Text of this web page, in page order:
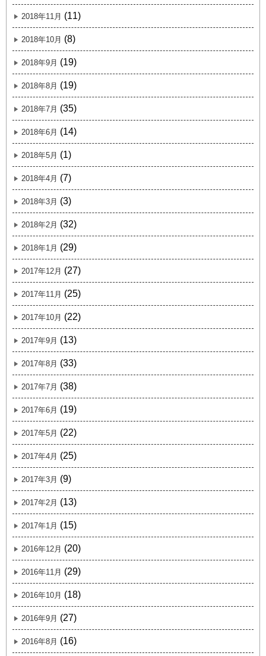
2018年11月 (11)
2018年10月 (8)
2018年9月 (19)
2018年8月 (19)
2018年7月 (35)
2018年6月 (14)
2018年5月 (1)
2018年4月 (7)
2018年3月 (3)
2018年2月 (32)
2018年1月 (29)
2017年12月 (27)
2017年11月 (25)
2017年10月 (22)
2017年9月 (13)
2017年8月 (33)
2017年7月 (38)
2017年6月 (19)
2017年5月 (22)
2017年4月 (25)
2017年3月 (9)
2017年2月 (13)
2017年1月 (15)
2016年12月 (20)
2016年11月 (29)
2016年10月 (18)
2016年9月 (27)
2016年8月 (16)